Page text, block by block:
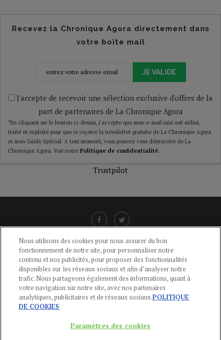
Recevez la Chronique Agora directement dans
votre boîte mail
JE VALIDE
J'accepte de recevoir une sélection exclusive d'offres de la
part de partenaires de La Chronique Agora
*En cliquant sur le bouton ci-dessus, j’accepte que mon e-mail saisi soit utilisé,
traité et exploité pour que je reçoive la newsletter gratuite de La Chronique Agora
et mon Guide Spécial. A tout moment, vous pourrez vous désinscrire de La
Chronique Agora. Voir notre Politique de confidentialité.
Trustpilot
LIENS UTILES
CGU-POLITIQUE DE CONFIDENTIALITÉ -POLITIQUE DES COOKIES
MENTIONS LÉGALES -AIDE
CONTACT
Du Lundi au Vendredi, 9h-13h et 14h-17h
Nous utilisons des cookies pour nous assurer du bon
fonctionnement de notre site, pour personnaliser notre
contenu et nos publicités, pour proposer des fonctionnalités
disponibles sur les réseaux sociaux et afin d’analyser notre
trafic. Nous partageons également des informations, quant à
votre navigation sur notre site, avec nos partenaires
analytiques, publicitaires et de réseaux sociaux.POLITIQUE
DE COOKIES
Paramètres des cookies